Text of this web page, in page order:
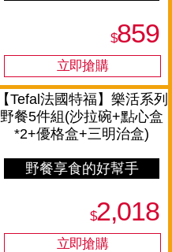
$859
野餐享食的好幫手
【Tefal法國特福】樂活系列
野餐5件組(沙拉碗+點心盒
*2+優格盒+三明治盒)
$2,018